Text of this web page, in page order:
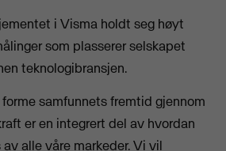
i Visma holdt seg høyt
som plasserer selskapet
teknologibransjen.
samfunnets fremtid gjennom
er en integrert del av hvordan
alle våre markeder. Vi vil